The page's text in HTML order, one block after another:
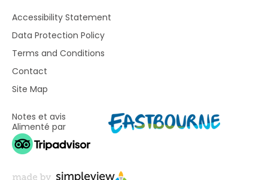
Accessibility Statement
Data Protection Policy
Terms and Conditions
Contact
Site Map
Notes et avis
Alimenté par